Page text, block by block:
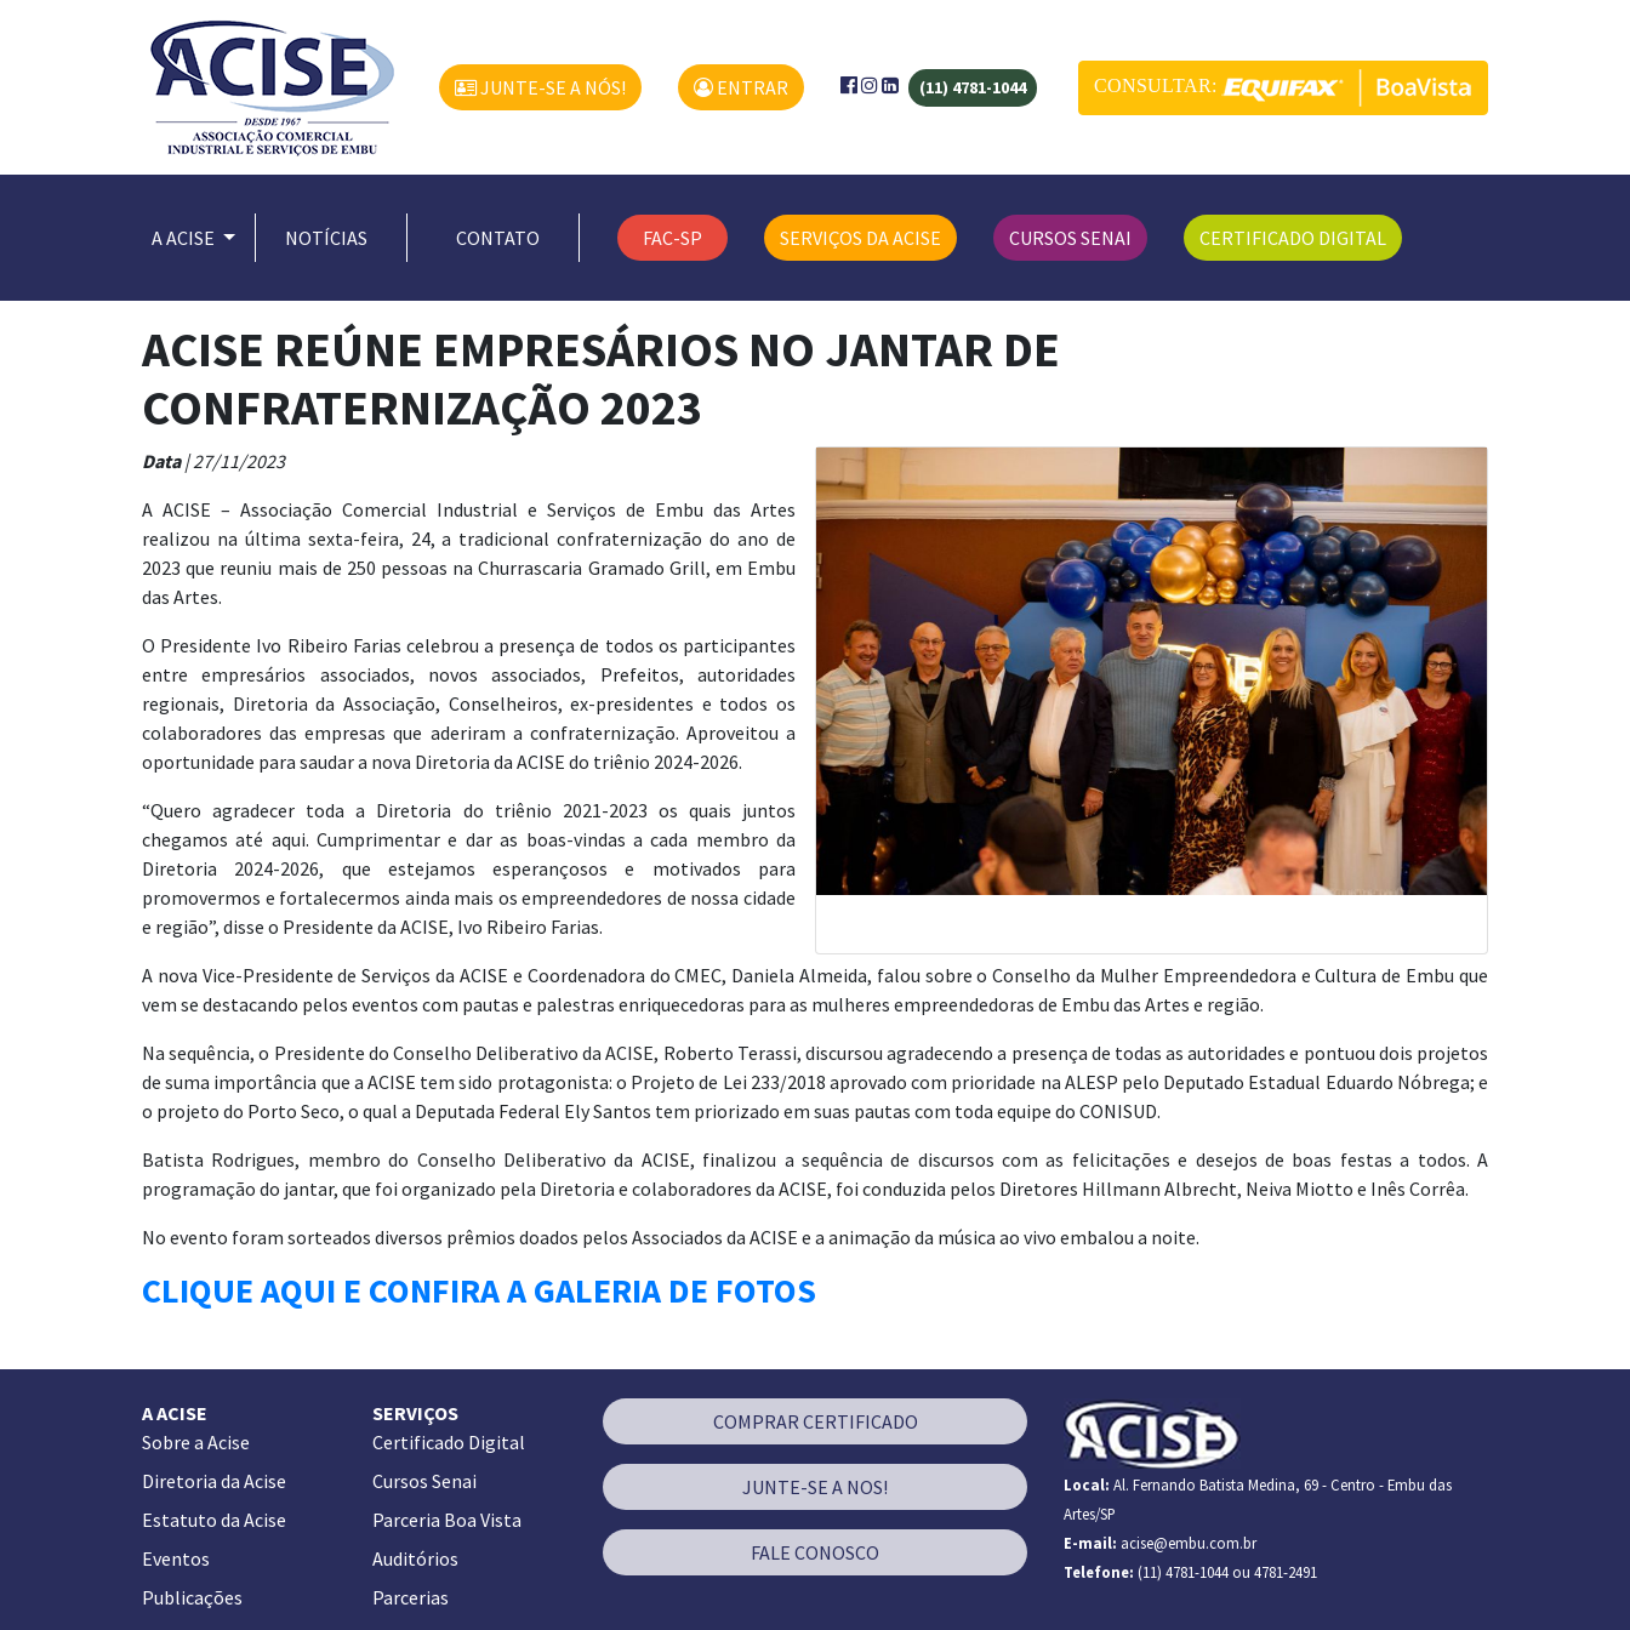
JUNTE-SE A NÓS! ENTRAR (11) 4781-1044 CONSULTAR:
A ACISE NOTÍCIAS CONTATO FAC-SP SERVIÇOS DA ACISE CURSOS SENAI CERTIFICADO DIGITAL
ACISE REÚNE EMPRESÁRIOS NO JANTAR DE
CONFRATERNIZAÇÃO 2023
Data| 27/11/2023
A ACISE – Associação Comercial Industrial e Serviços de Embu das Artes
realizou na última sexta-feira, 24, a tradicional confraternização do ano de
2023 que reuniu mais de 250 pessoas na Churrascaria Gramado Grill, em Embu
das Artes.
O Presidente Ivo Ribeiro Farias celebrou a presença de todos os participantes
entre empresários associados, novos associados, Prefeitos, autoridades
regionais, Diretoria da Associação, Conselheiros, ex-presidentes e todos os
colaboradores das empresas que aderiram a confraternização. Aproveitou a
oportunidade para saudar a nova Diretoria da ACISE do triênio 2024-2026.
“Quero agradecer toda a Diretoria do triênio 2021-2023 os quais juntos
chegamos até aqui. Cumprimentar e dar as boas-vindas a cada membro da
Diretoria 2024-2026, que estejamos esperançosos e motivados para
promovermos e fortalecermos ainda mais os empreendedores de nossa cidade
e região”, disse o Presidente da ACISE, Ivo Ribeiro Farias.
A nova Vice-Presidente de Serviços da ACISE e Coordenadora do CMEC, Daniela Almeida, falou sobre o Conselho da Mulher Empreendedora e Cultura de Embu que
vem se destacando pelos eventos com pautas e palestras enriquecedoras para as mulheres empreendedoras de Embu das Artes e região.
Na sequência, o Presidente do Conselho Deliberativo da ACISE, Roberto Terassi, discursou agradecendo a presença de todas as autoridades e pontuou dois projetos
de suma importância que a ACISE tem sido protagonista: o Projeto de Lei 233/2018 aprovado com prioridade na ALESP pelo Deputado Estadual Eduardo Nóbrega; e
o projeto do Porto Seco, o qual a Deputada Federal Ely Santos tem priorizado em suas pautas com toda equipe do CONISUD.
Batista Rodrigues, membro do Conselho Deliberativo da ACISE, finalizou a sequência de discursos com as felicitações e desejos de boas festas a todos. A
programação do jantar, que foi organizado pela Diretoria e colaboradores da ACISE, foi conduzida pelos Diretores Hillmann Albrecht, Neiva Miotto e Inês Corrêa.
No evento foram sorteados diversos prêmios doados pelos Associados da ACISE e a animação da música ao vivo embalou a noite.
CLIQUE AQUI E CONFIRA A GALERIA DE FOTOS
A ACISE
Sobre a Acise
Diretoria da Acise
Estatuto da Acise
Eventos
Publicações
SERVIÇOS
Certificado Digital
Cursos Senai
Parceria Boa Vista
Auditórios
Parcerias
COMPRAR CERTIFICADO
JUNTE-SE A NOS!
FALE CONOSCO
Local: Al. Fernando Batista Medina, 69 - Centro - Embu das
Artes/SP
E-mail: acise@embu.com.br
Telefone: (11) 4781-1044 ou 4781-2491